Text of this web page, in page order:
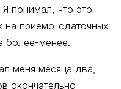
понимал, что это
на приёмо-сдаточных
более-менее.
меня месяца два,
окончательно